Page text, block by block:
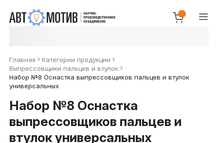
Главная
Категории продукции
Выпрессовщики пальцев и втулок
Набор №8 Оснастка выпрессовщиков пальцев и втулок
универсальных
Набор №8 Оснастка
выпрессовщиков пальцев и
втулок универсальных